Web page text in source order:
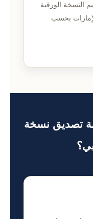
النسخة الورقية
بحسب
تصديق نسخة